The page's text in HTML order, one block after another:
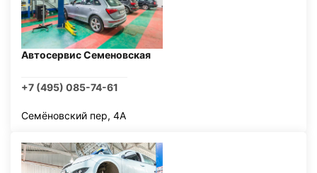
Автосервис Семеновская
+7 (495) 085-74-61
Семёновский пер, 4А